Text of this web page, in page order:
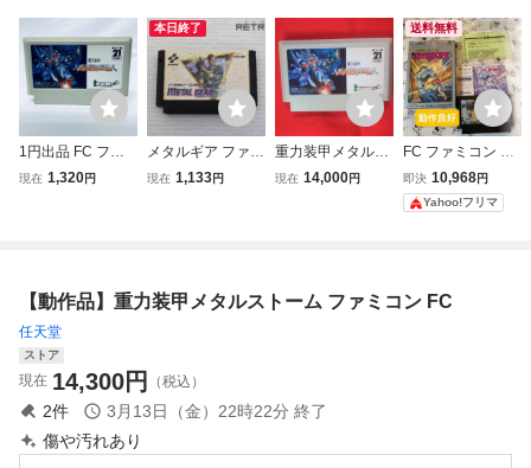
1円出品 FC ファ
ミコンソフト 重力
現在 1,320円
本日終了
メタルギア ファミ
コン FC
現在 1,133円
重力装甲メタルス
トーム ファミコン
現在 14,000円
送料無料
FC ファミコン メ
タルフレームサイ
バスター
即決 10,968円
Yahoo!フリマ
【動作品】重力装甲メタルストーム ファミコン FC
任天堂
ストア
現在 14,300円 （税込）
2件 3月13日（金）22時22分 終了
傷や汚れあり